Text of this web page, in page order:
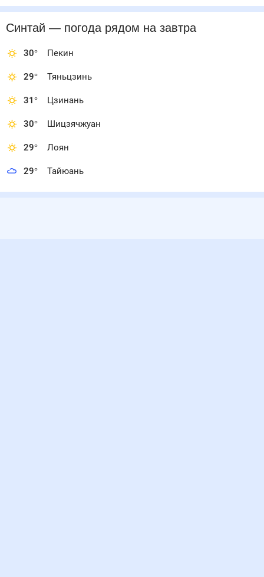
Синтай — погода рядомна завтра
30° Пекин
29° Тяньцзинь
31° Цзинань
30° Шицзячжуан
29° Лоян
29° Тайюань